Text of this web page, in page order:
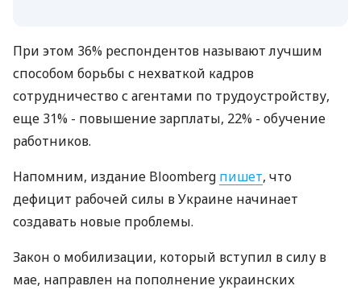
При этом 36% респондентов называют лучшим
способом борьбы с нехваткой кадров
сотрудничество с агентами по трудоустройству,
еще 31% - повышение зарплаты, 22% - обучение
работников.
Напомним, издание Bloomberg пишет, что
дефицит рабочей силы в Украине начинает
создавать новые проблемы.
Закон о мобилизации, который вступил в силу в
мае, направлен на пополнение украинских